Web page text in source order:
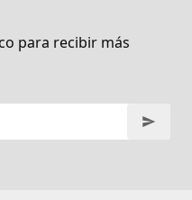
para recibir más